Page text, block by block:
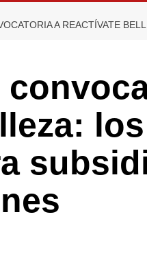
A REACTÍVATE
los